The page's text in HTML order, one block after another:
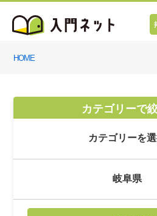
HOME
カテゴリーで